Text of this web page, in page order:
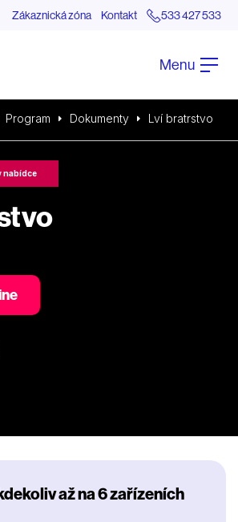
Zákaznická zóna Kontakt 533 427 533
Menu
Program Dokumenty Lví bratrstvo
nabídce
až na 6 zařízeních